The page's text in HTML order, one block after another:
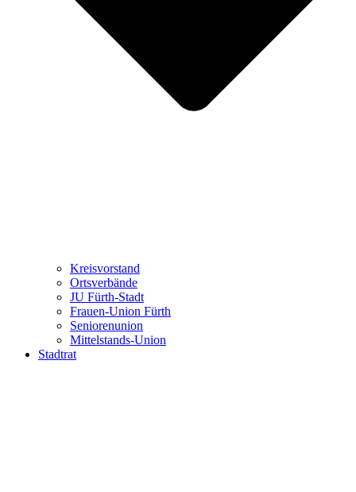
Kreisvorstand
Ortsverbände
JU Fürth-Stadt
Frauen-Union Fürth
Seniorenunion
Mittelstands-Union
Stadtrat